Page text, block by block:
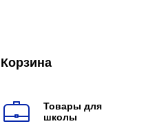
Корзина
Товары для
школы